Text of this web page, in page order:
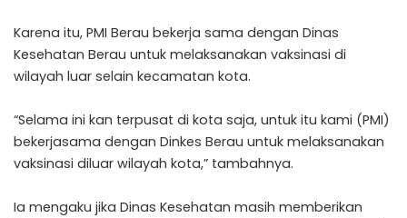
Karena itu, PMI Berau bekerja sama dengan Dinas
Kesehatan Berau untuk melaksanakan vaksinasi di
wilayah luar selain kecamatan kota.
“Selama ini kan terpusat di kota saja, untuk itu kami (PMI)
bekerjasama dengan Dinkes Berau untuk melaksanakan
vaksinasi diluar wilayah kota,” tambahnya.
Ia mengaku jika Dinas Kesehatan masih memberikan